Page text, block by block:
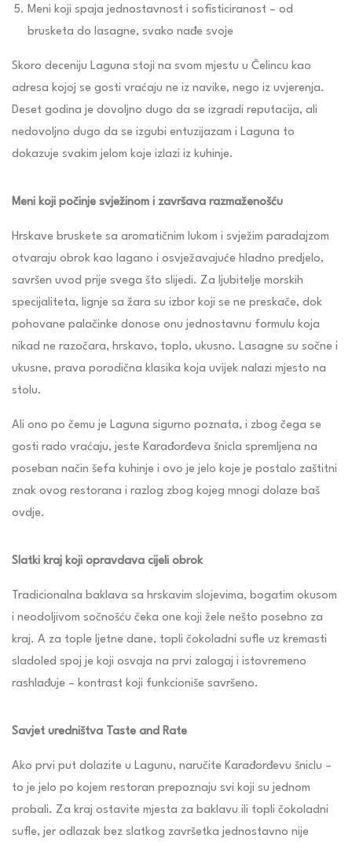
Meni koji spaja jednostavnost i sofisticiranost – od
brusketa do lasagne, svako nađe svoje
Skoro deceniju Laguna stoji na svom mjestu u Čelincu kao
adresa kojoj se gosti vraćaju ne iz navike, nego iz uvjerenja.
Deset godina je dovoljno dugo da se izgradi reputacija, ali
nedovoljno dugo da se izgubi entuzijazam i Laguna to
dokazuje svakim jelom koje izlazi iz kuhinje.
Meni koji počinje svježinom i završava razmaženošću
Hrskave bruskete sa aromatičnim lukom i svježim paradajzom
otvaraju obrok kao lagano i osvježavajuće hladno predjelo,
savršen uvod prije svega što slijedi. Za ljubitelje morskih
specijaliteta, lignje sa žara su izbor koji se ne preskače, dok
pohovane palačinke donose onu jednostavnu formulu koja
nikad ne razočara, hrskavo, toplo, ukusno. Lasagne su sočne i
ukusne, prava porodična klasika koja uvijek nalazi mjesto na
stolu.
Ali ono po čemu je Laguna sigurno poznata, i zbog čega se
gosti rado vraćaju, jeste Karađorđeva šnicla spremljena na
poseban način šefa kuhinje i ovo je jelo koje je postalo zaštitni
znak ovog restorana i razlog zbog kojeg mnogi dolaze baš
ovdje.
Slatki kraj koji opravdava cijeli obrok
Tradicionalna baklava sa hrskavim slojevima, bogatim okusom
i neodoljivom sočnošću čeka one koji žele nešto posebno za
kraj. A za tople ljetne dane, topli čokoladni sufle uz kremasti
sladoled spoj je koji osvaja na prvi zalogaj i istovremeno
rashlađuje – kontrast koji funkcioniše savršeno.
Savjet uredništva Taste and Rate
Ako prvi put dolazite u Lagunu, naručite Karađorđevu šniclu –
to je jelo po kojem restoran prepoznaju svi koji su jednom
probali. Za kraj ostavite mjesta za baklavu ili topli čokoladni
sufle, jer odlazak bez slatkog završetka jednostavno nije